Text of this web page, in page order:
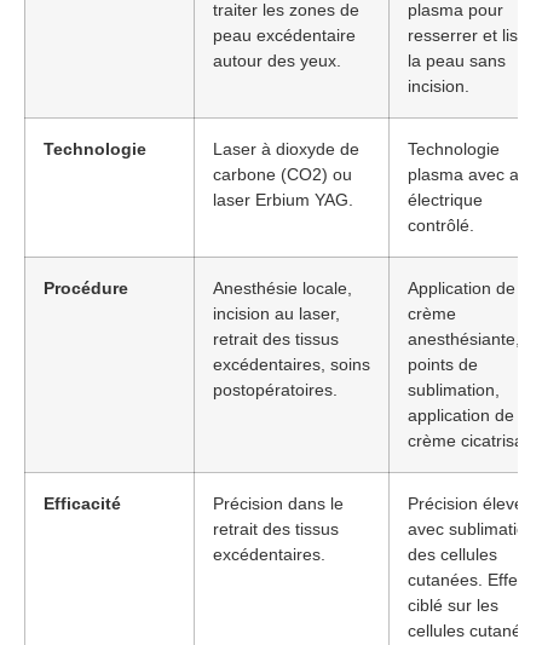
traiter les zones de
peau excédentaire
autour des yeux.
plasma pour
resserrer et lisser
la peau sans
incision.
Technologie
Laser à dioxyde de
carbone (CO2) ou
laser Erbium YAG.
Technologie
plasma avec arc
électrique
contrôlé.
Procédure
Anesthésie locale,
incision au laser,
retrait des tissus
excédentaires, soins
postopératoires.
Application de
crème
anesthésiante,
points de
sublimation,
application de
crème
Efficacité
Précision dans le
retrait des tissus
excédentaires.
Précision élevée
avec sublimation
des cellules
cutanées. Effet
ciblé sur les
cellules cutanées